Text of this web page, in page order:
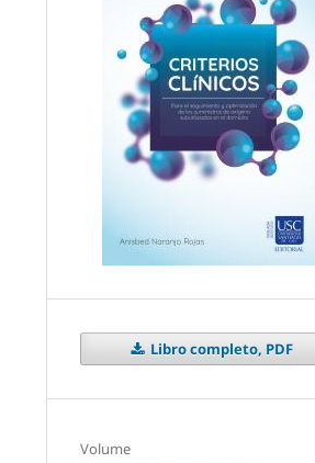
Libro completo, PDF
Volume